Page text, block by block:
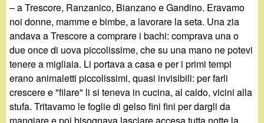
t
– a Trescore, Ranzanico, Bianzano e Gandino. Eravamo
noi donne, mamme e bimbe, a lavorare la seta. Una zia
andava a Trescore a comprare i bachi: comprava una o
due once di uova piccolissime, che su una mano ne potevi
tenere a migliaia. Li portava a casa e per i primi tempi
erano animaletti piccolissimi, quasi invisibili: per farli
crescere e "filare" li si teneva in cucina, al caldo, vicini alla
stufa. Tritavamo le foglie di gelso fini fini per dargli da